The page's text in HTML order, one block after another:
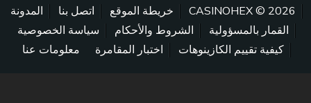
2026 © CASINOHEX خريطة الموقع اتصل بنا
المدونة
القمار بالمسؤولية
الشروط والأحكام
سياسة الخصوصية
كيفية تقييم الكازينوهات
اختبار المقامرة معلومات عنا